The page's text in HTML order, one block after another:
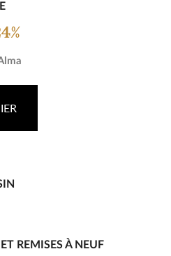
REMISES À NEUF